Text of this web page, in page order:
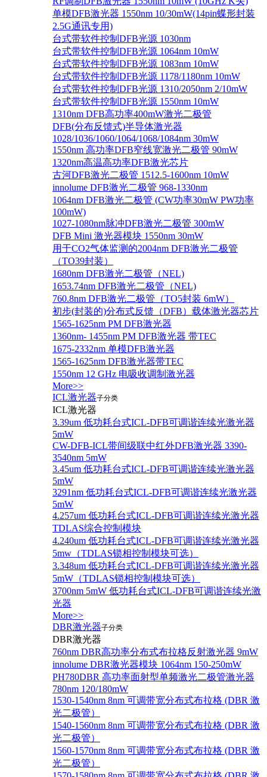
单模DFB激光器 1550nm 10/30mW(14pin蝶形封装
2.5G通讯专用)
台式带软件控制DFB光源 1030nm
台式带软件控制DFB光源 1064nm 10mW
台式带软件控制DFB光源 1083nm 10mW
台式带软件控制DFB光源 1178/1180nm 10mW
台式带软件控制DFB光源 1310/2050nm 2/10mW
台式带软件控制DFB光源 1550nm 10mW
1310nm DFB高功率400mW激光二极管
DFB(分布反馈式)半导体激光器
1028/1036/1060/1064/1068/1084nm 30mW
1550nm 高功率DFB窄线宽激光二极管 90mW
1320nm高温高功率DFB激光芯片
古河DFB激光二极管 1512.5-1600nm 10mW
innolume DFB激光二极管 968-1330nm
1064nm DFB激光二极管 (CW功率30mW PW功率
100mW)
1027-1080nm脉冲DFB激光二极管 300mW
DFB Mini 激光器模块 1550nm 30mW
用于CO2气体监测的2004nm DFB激光二极管
（TO39封装）
1680nm DFB激光二极管（NEL)
1653.74nm DFB激光二极管（NEL)
760.8nm DFB激光二极管（TO5封装 6mW）
初步(封装的)分布式反馈（DFB）载体激光器芯片
1565-1625nm PM DFB激光器
1360nm- 1455nm PM DFB激光器 带TEC
1675-2332nm 单模DFB激光器
1565-1625nm DFB激光器带TEC
1550nm 12 GHz 电吸收调制激光器
More>>
ICL激光器子分类
ICL激光器
3.39um 低功耗台式ICL-DFB可调谐连续光激光器
5mW
CW-DFB-ICL带间级联中红外DFB激光器 3390-
3540nm 5mW
3.45um 低功耗台式ICL-DFB可调谐连续光激光器
5mW
3291nm 低功耗台式ICL-DFB可调谐连续光激光器
5mW
4.257um 低功耗台式ICL-DFB可调谐连续光激光器
TDLAS综合控制模块
4.240um 低功耗台式ICL-DFB可调谐连续光激光器
5mw（TDLAS锁相控制模块可选）
3.348um 低功耗台式ICL-DFB可调谐连续光激光器
5mW（TDLAS锁相控制模块可选）
3700nm 5mW 低功耗台式ICL-DFB可调谐连续光激
光器
More>>
DBR激光器子分类
DBR激光器
760nm DBR高功率分布式布拉格反射激光器 9mW
innolume DBR激光器模块 1064nm 150-250mW
PH780DBR 高功率面射型单频激光二极管激光器
780nm 120/180mW
1530-1540nm 8nm 可调带宽分布式布拉格 (DBR 激
光二极管）
1540-1560nm 8nm 可调带宽分布式布拉格 (DBR 激
光二极管）
1560-1570nm 8nm 可调带宽分布式布拉格 (DBR 激
光二极管）